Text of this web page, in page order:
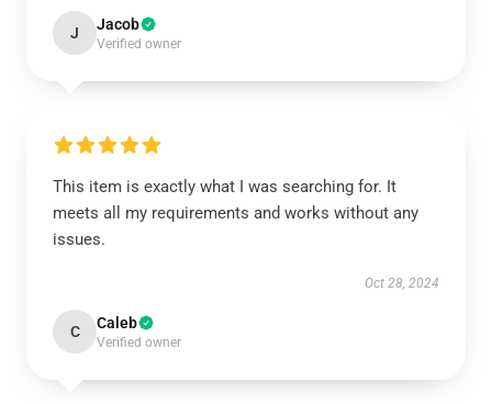
J Jacob
Verified owner
This item is exactly what I was searching for. It
meets all my requirements and works without any
issues.
Oct 28, 2024
C Caleb
Verified owner